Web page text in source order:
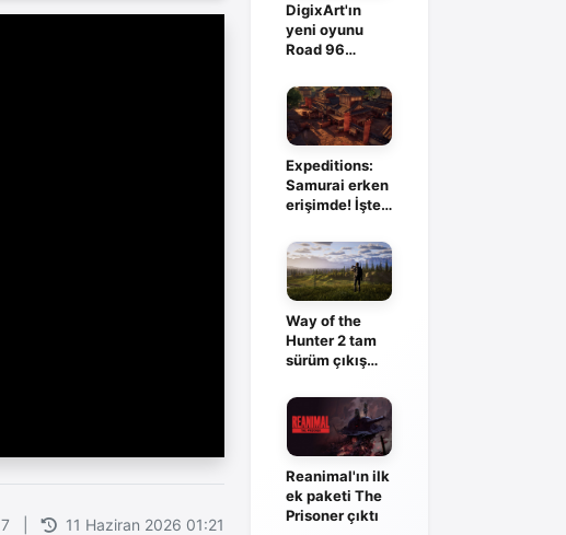
11 Haziran 2026 01:21
DigixArt'ın
yeni oyunu
Road 96
geçecek
Expeditions:
Samurai erken
erişimde! İşte
Way of the
Hunter 2 tam
sürüm çıkış
Reanimal'ın ilk
ek paketi The
Prisoner çıktı